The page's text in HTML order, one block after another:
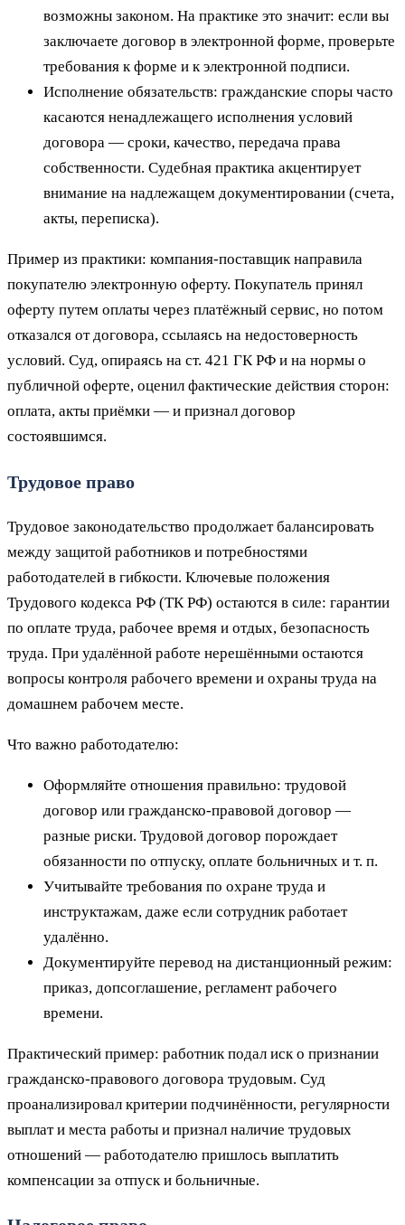
возможны законом. На практике это значит: если вы
заключаете договор в электронной форме, проверьте
требования к форме и к электронной подписи.
Исполнение обязательств: гражданские споры часто
касаются ненадлежащего исполнения условий
договора — сроки, качество, передача права
собственности. Судебная практика акцентирует
внимание на надлежащем документировании (счета,
акты, переписка).
Пример из практики: компания-поставщик направила
покупателю электронную оферту. Покупатель принял
оферту путем оплаты через платёжный сервис, но потом
отказался от договора, ссылаясь на недостоверность
условий. Суд, опираясь на ст. 421 ГК РФ и на нормы о
публичной оферте, оценил фактические действия сторон:
оплата, акты приёмки — и признал договор
состоявшимся.
Трудовое право
Трудовое законодательство продолжает балансировать
между защитой работников и потребностями
работодателей в гибкости. Ключевые положения
Трудового кодекса РФ (ТК РФ) остаются в силе: гарантии
по оплате труда, рабочее время и отдых, безопасность
труда. При удалённой работе нерешёнными остаются
вопросы контроля рабочего времени и охраны труда на
домашнем рабочем месте.
Что важно работодателю:
Оформляйте отношения правильно: трудовой
договор или гражданско-правовой договор —
разные риски. Трудовой договор порождает
обязанности по отпуску, оплате больничных и т. п.
Учитывайте требования по охране труда и
инструктажам, даже если сотрудник работает
удалённо.
Документируйте перевод на дистанционный режим:
приказ, допсоглашение, регламент рабочего
времени.
Практический пример: работник подал иск о признании
гражданско-правового договора трудовым. Суд
проанализировал критерии подчинённости, регулярности
выплат и места работы и признал наличие трудовых
отношений — работодателю пришлось выплатить
компенсации за отпуск и больничные.